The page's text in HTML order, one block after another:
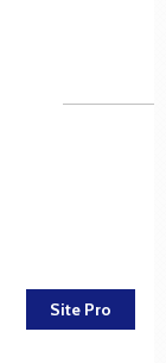
Site Pro